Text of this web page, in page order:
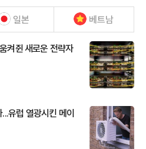
일본 베트남
켜쥔 새로운 전략자
유럽 열광시킨 메이